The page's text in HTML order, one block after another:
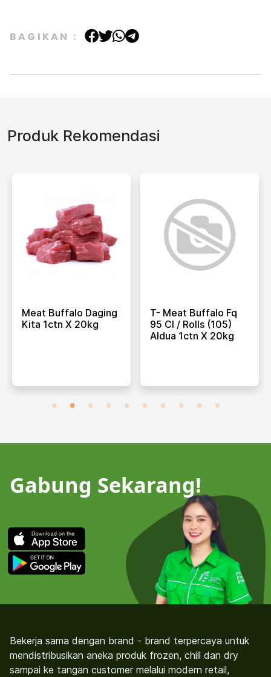
BAGIKAN :
Produk Rekomendasi
Meat Buffalo Daging
Kita 1ctn X 20kg
T- Meat Buffalo Fq
95 Cl / Rolls (105)
Aldua 1ctn X 20kg
Gabung Sekarang!
Bekerja sama dengan brand - brand terpercaya untuk
mendistribusikan aneka produk frozen, chill dan dry
sampai ke tangan customer melalui modern retail,